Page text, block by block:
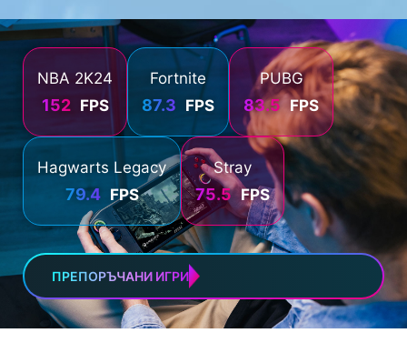
NBA 2K24
152 FPS
Fortnite
87.3 FPS
PUBG
83.5 FPS
Hagwarts Legacy
79.4 FPS
Stray
75.5 FPS
ПРЕПОРЪЧАНИ ИГРИ